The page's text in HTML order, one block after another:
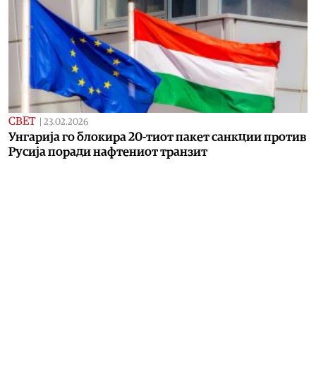
СВЕТ 23.02.2026
Унгарија го блокира 20-тиот пакет санкции против
Русија поради нафтениот транзит